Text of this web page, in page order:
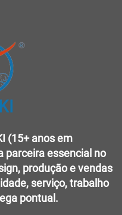
(15+ anos em
parceira essencial no
produção e vendas
serviço, trabalho
pontual.